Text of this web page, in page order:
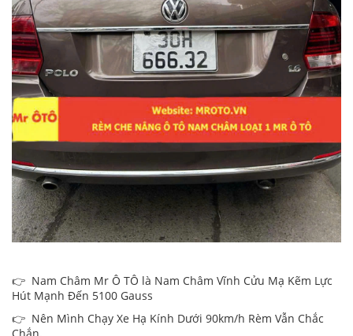
👉 Nam Châm Mr Ô TÔ là Nam Châm Vĩnh Cửu Mạ Kẽm Lực
Hút Mạnh Đến 5100 Gauss
👉 Nên Mình Chạy Xe Hạ Kính Dưới 90km/h Rèm Vẫn Chắc
Chắn.